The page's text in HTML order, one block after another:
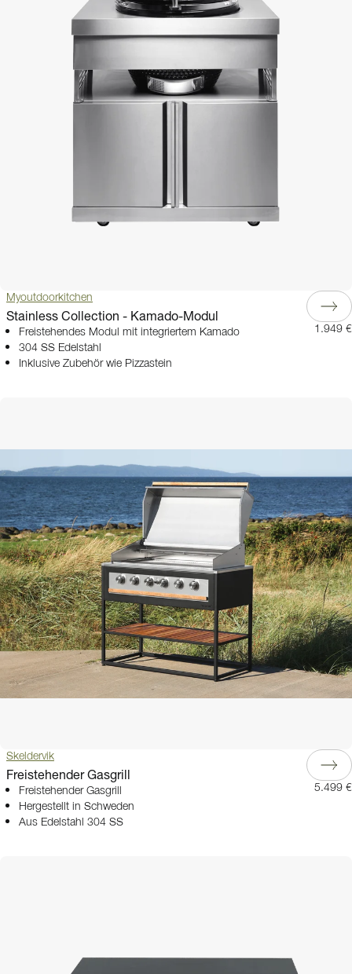
Myoutdoorkitchen
Stainless Collection - Kamado-Modul
Freistehendes Modul mit integriertem Kamado
304 SS Edelstahl
Inklusive Zubehör wie Pizzastein
1.949 €
Skeldervik
Freistehender Gasgrill
Freistehender Gasgrill
Hergestellt in Schweden
Aus Edelstahl 304 SS
5.499 €